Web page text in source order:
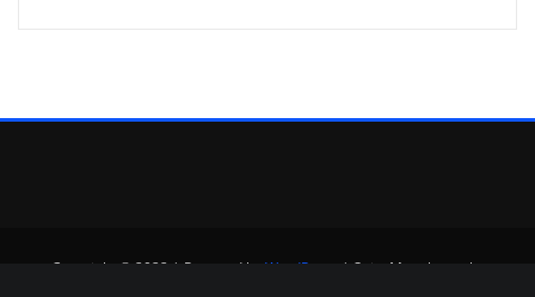
Copyright © 2022 | Powered by WordPress | SpiceMag theme by